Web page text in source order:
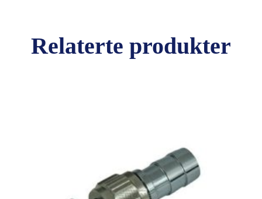
Relaterte produkter